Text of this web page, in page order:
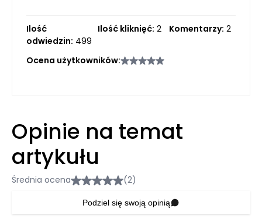
Ilość
odwiedzin: 499
Ilość kliknięć: 2 Komentarzy: 2
Ocena użytkowników:
Opinie na temat
artykułu
Średnia ocena (2)
Podziel się swoją opinią